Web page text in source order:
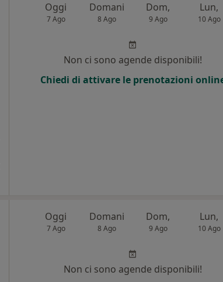
Oggi
7 Ago
Domani
8 Ago
Dom,
9 Ago
Lun,
10 Ago
Non ci sono agende disponibili!
Chiedi di attivare le prenotazioni
Oggi
7 Ago
Domani
8 Ago
Dom,
9 Ago
Lun,
10 Ago
Non ci sono agende disponibili!